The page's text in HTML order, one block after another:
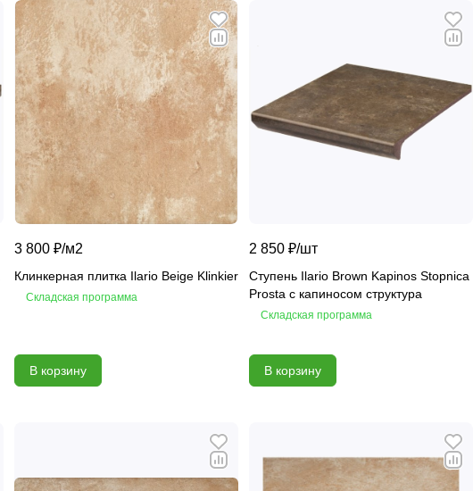
3 800 ₽/м2
Клинкерная плитка Ilario Beige Klinkier
Складская программа
В корзину
2 850 ₽/шт
Ступень Ilario Brown Kapinos Stopnica
Prosta с капиносом структура
Складская программа
В корзину